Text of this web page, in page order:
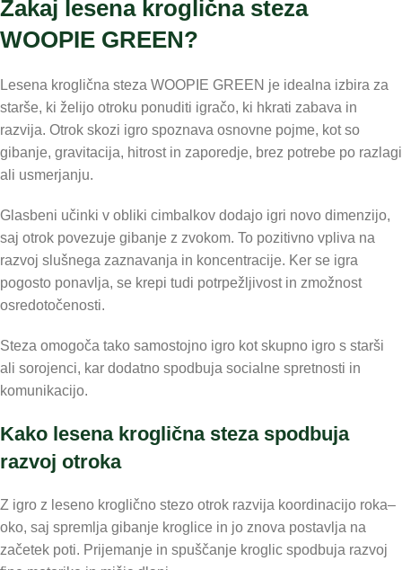
Zakaj lesena kroglična steza
WOOPIE GREEN?
Lesena kroglična steza WOOPIE GREEN je idealna izbira za
starše, ki želijo otroku ponuditi igračo, ki hkrati zabava in
razvija. Otrok skozi igro spoznava osnovne pojme, kot so
gibanje, gravitacija, hitrost in zaporedje, brez potrebe po razlagi
ali usmerjanju.
Glasbeni učinki v obliki cimbalkov dodajo igri novo dimenzijo,
saj otrok povezuje gibanje z zvokom. To pozitivno vpliva na
razvoj slušnega zaznavanja in koncentracije. Ker se igra
pogosto ponavlja, se krepi tudi potrpežljivost in zmožnost
osredotočenosti.
Steza omogoča tako samostojno igro kot skupno igro s starši
ali sorojenci, kar dodatno spodbuja socialne spretnosti in
komunikacijo.
Kako lesena kroglična steza spodbuja
razvoj otroka
Z igro z leseno kroglično stezo otrok razvija koordinacijo roka–
oko, saj spremlja gibanje kroglice in jo znova postavlja na
začetek poti. Prijemanje in spuščanje kroglic spodbuja razvoj